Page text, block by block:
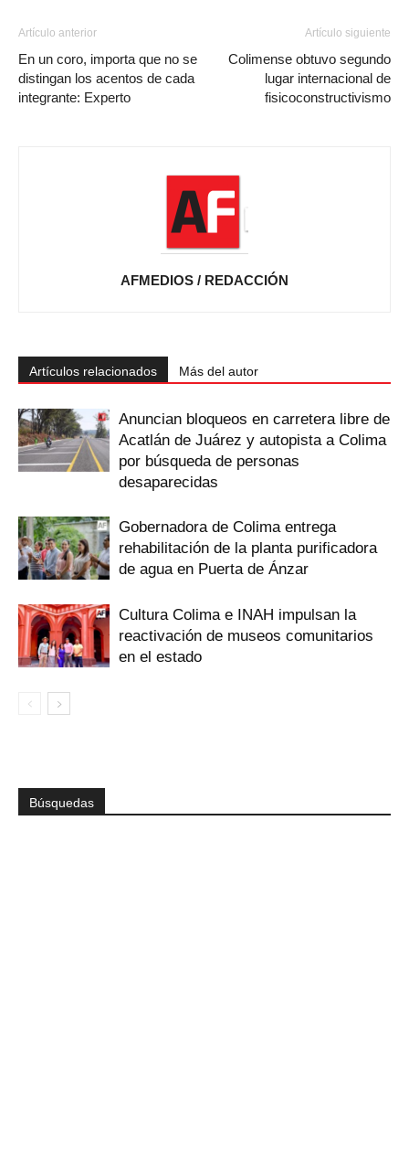
Artículo anterior
En un coro, importa que no se
distingan los acentos de cada
integrante: Experto
Artículo siguiente
Colimense obtuvo segundo
lugar internacional de
fisicoconstructivismo
AFMEDIOS / REDACCIÓN
Artículos relacionados Más del autor
Anuncian bloqueos en carretera libre de
Acatlán de Juárez y autopista a Colima
por búsqueda de personas
desaparecidas
Gobernadora de Colima entrega
rehabilitación de la planta purificadora
de agua en Puerta de Ánzar
Cultura Colima e INAH impulsan la
reactivación de museos comunitarios
en el estado
Búsquedas